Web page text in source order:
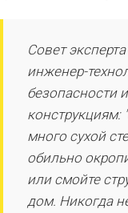
Совет
инженер-
безопасности
конструкциям:
много сухой
обильно
или смойте
дом. Никогда